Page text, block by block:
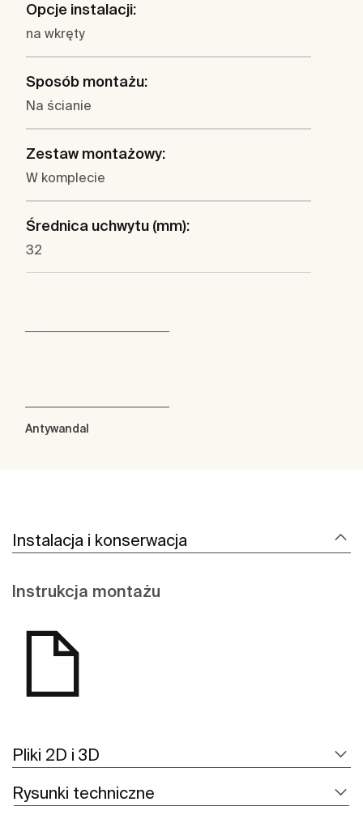
Opcje instalacji:
na wkręty
Sposób montażu:
Na ścianie
Zestaw montażowy:
W komplecie
Średnica uchwytu (mm):
32
Antywandal
Instalacja i konserwacja
Instrukcja montażu
Pliki 2D i 3D
Rysunki techniczne